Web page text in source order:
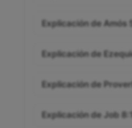
Explicación de Amós
Explicación de
Explicación de
Explicación de Job